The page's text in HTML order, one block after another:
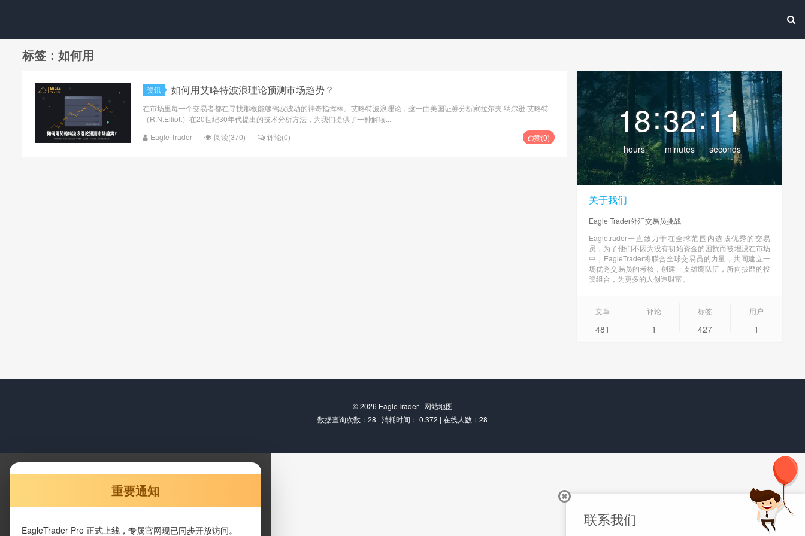
标签：如何用
资讯 如何用艾略特波浪理论预测市场趋势？
在市场里每一个交易者都在寻找那根能够驾驭波动的神奇指挥棒。艾略特波浪理论，这一由美国证券分析家拉尔夫·纳尔逊·艾略特
（R.N.Elliott）在20世纪30年代提出的技术分析方法，为我们提供了一种解读...
Eagle Trader
阅读(370) 评论(0) 赞(0) 18
hours
:32
minutes
:11
seconds
关于我们
Eagle Trader外汇交易员挑战
Eagletrader一直致力于在全球范围内选拔优秀的交易
员，为了他们不因为没有初始资金的困扰而被埋没在市场
中，EagleTrader将联合全球交易员的力量，共同建立一
场优秀交易员的考核，创建一支雄鹰队伍，所向披靡的投
资组合，为更多的人创造财富。
文章
481
评论
1
标签
427
用户
1
© 2026 EagleTrader
网站地图
数据查询次数：28 | 消耗时间： 0.372 | 在线人数：28
联系我们
重要通知
EagleTrader Pro 正式上线，专属官网现已同步开放访问。